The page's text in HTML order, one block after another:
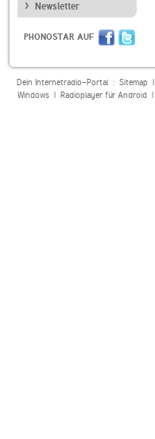
Newsletter
PHONOSTAR AUF
Dein Internetradio-Portal : Sitemap|
Windows| Radioplayer für Android|